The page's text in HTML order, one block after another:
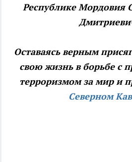
Республике Мордовия
Оставаясь верным
свою жизнь в борьбе с
терроризмом за мир и
Северном